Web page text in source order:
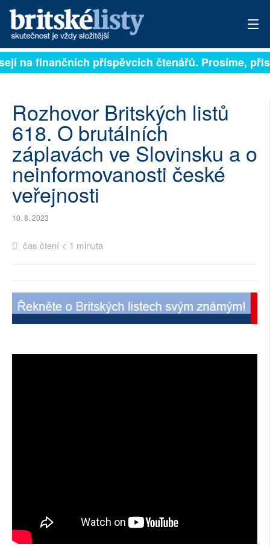
PŘIHLÁSIT
ARCHIV
ROZHOVORY
TÉMATA
NEJČTENĚJŠÍ ZA 7 DNÍ
RUBRIKY
na finančních příspěvcích čtenářů. Prosíme,
Rozhovor Britských listů
618. O brutálních
záplavách ve Slovinsku a o
neinformovanosti české
veřejnosti
10. 8. 2023
čas čtení < 1 minuta